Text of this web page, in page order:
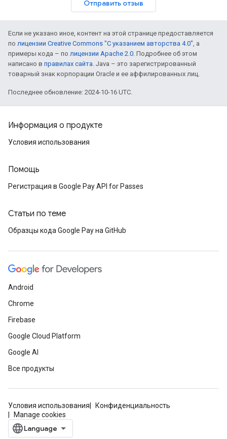
Отправить отзыв
Если не указано иное, контент на этой странице предоставляется
по лицензии Creative Commons "С указанием авторства 4.0", а
примеры кода – по лицензии Apache 2.0. Подробнее об этом
написано в правилах сайта. Java – это зарегистрированный
товарный знак корпорации Oracle и ее аффилированных лиц.
Последнее обновление: 2024-10-16 UTC.
Информация о продукте
Условия использования
Помощь
Регистрация в Google Pay API for Passes
Статьи по теме
Образцы кода Google Pay на GitHub
Android
Chrome
Firebase
Google Cloud Platform
Google AI
Все продукты
Условия использования
Конфиденциальность
Manage cookies